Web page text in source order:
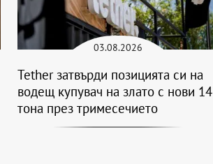
03.08.2026
Tether затвърди позицията си на
водещ купувач на злато с нови 14
тона през тримесечието